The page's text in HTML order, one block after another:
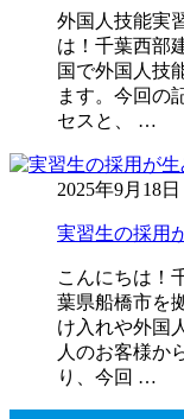
外国人技能実
は！千葉西部
国で外国人技
ます。今回の
セスと、 …
2025年9月18日
実習生の採用
こんにちは！
葉県船橋市を
け入れや外国
人のお客様か
り、今回 …